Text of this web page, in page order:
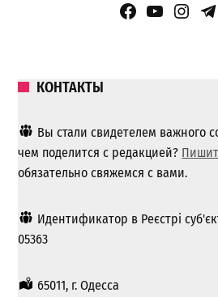
Facebook Page
YouTube
КОНТАКТЫ
Вы стали свидетелем важного
чем поделится с редакцией?
обязательно свяжемся с вами.
Идентификатор в Реєстрі
05363
65011, г. Одесса